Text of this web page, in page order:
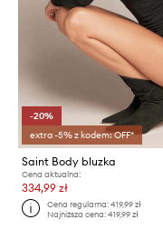
-20%
extra -5% z kodem: OFF*
Saint Body bluzka
Cena aktualna:
334,99 zł
Cena regularna:419,99 zł
Najniższa cena:419,99 zł